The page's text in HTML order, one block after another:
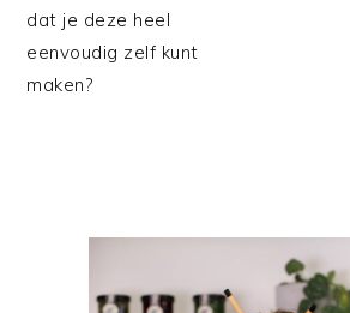
dat je deze heel
eenvoudig zelf kunt
maken?